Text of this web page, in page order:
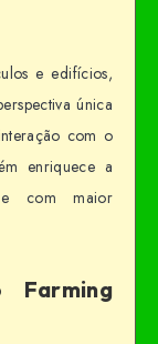
e edifícios,
única
com o
enriquece a
e com maior
Farming